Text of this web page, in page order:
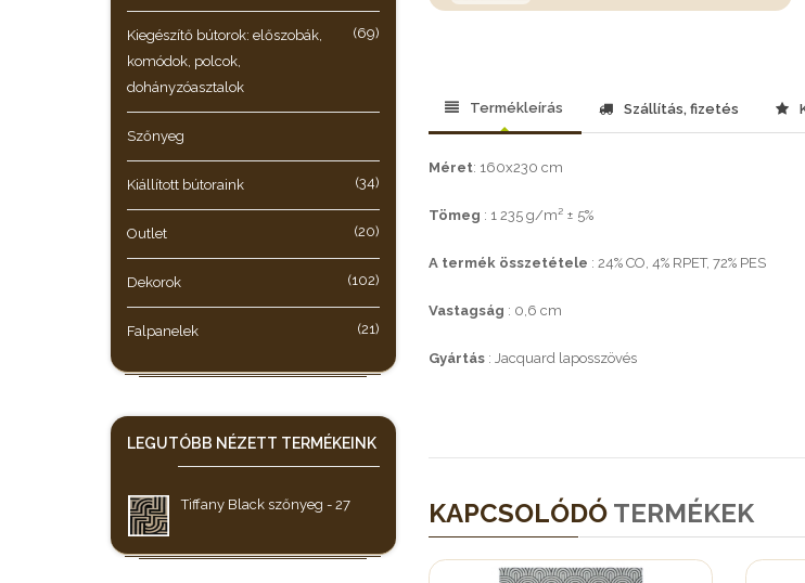
Termékleírás Szállítás, fizetés
Méret: 160x230 cm
Tömeg : 1 235 g/m² ± 5%
A termék összetétele : 24% CO, 4% RPET, 72% PES
Vastagság : 0,6 cm
Gyártás: Jacquard laposszövés
KAPCSOLÓDÓ TERMÉKEK
Kiegészítő bútorok: előszobák,
komódok, polcok,
dohányzóasztalok
(69)
Szőnyeg
Kiállított bútoraink (34)
Outlet (20)
Dekorok (102)
Falpanelek (21)
LEGUTÓBB NÉZETT TERMÉKEINK
Tiffany Black szőnyeg - 27